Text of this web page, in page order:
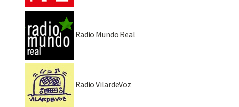
Radio Mundo Real
Radio VilardeVoz